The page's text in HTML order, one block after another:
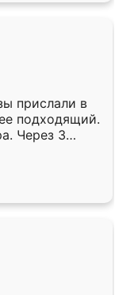
прислали в
подходящий.
Через 3
Остались